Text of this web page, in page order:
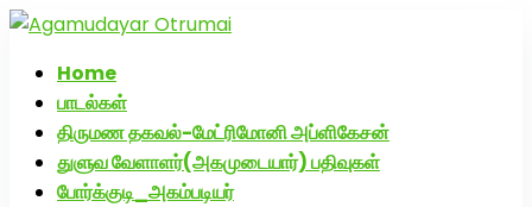
Home
பாடல்கள்
திருமண தகவல்-மேட்ரிமோனி அப்ளிகேசன்
துளுவ வேளாளர்(அகமுடையார்) பதிவுகள்
போர்க்குடி_அகம்படியர்
அகமுடையார் திருமண வரன்களுக்கு அகமுடையார்மேட்ரி-பெண்